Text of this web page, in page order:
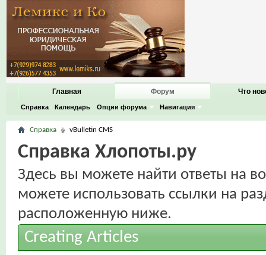
Главная Форум
Справка Календарь Опции форума Навигация
Что
Справка vBulletin CMS
Справка Хлопоты.ру
Здесь вы можете найти ответы на
можете использовать ссылки на
расположенную ниже.
Creating Articles